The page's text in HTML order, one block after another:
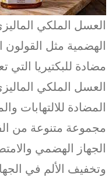
العسل الملكي
الهضمية مثل
مضادة للبكتيريا
العسل الملكي
المضادة للالتهابات
مجموعة متنوعة من
الجهاز الهضمي
وتخفيف الألم في